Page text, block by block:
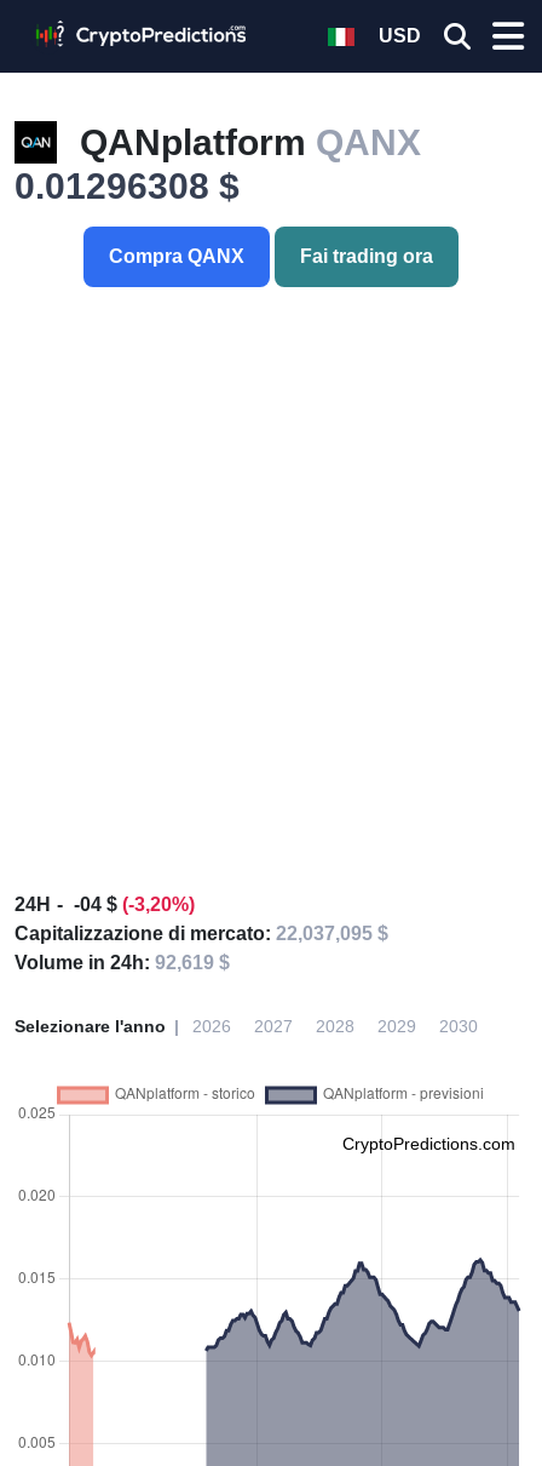
USD
QANplatform QANX
0.01296308 $
Compra QANX Fai trading ora
24H -04 $ (-3,20%)
Capitalizzazione di mercato: 22,037,095 $
Volume in 24h: 92,619 $
Selezionare l'anno 2026 2027 2028 2029 2030
CryptoPredictions.com